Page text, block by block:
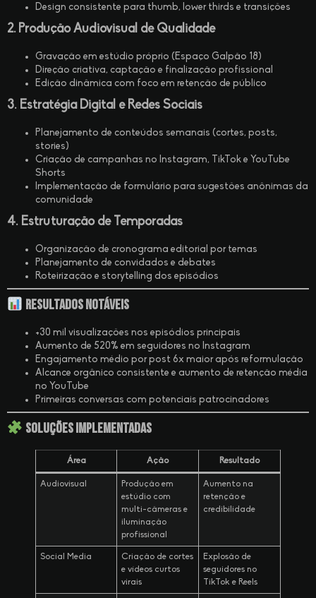
Design consistente para thumb, lower thirds e transições
2. Produção Audiovisual de Qualidade
Gravação em estúdio próprio (Espaço Galpão 18)
Direção criativa, captação e finalização profissional
Edição dinâmica com foco em retenção de público
3. Estratégia Digital e Redes Sociais
Planejamento de conteúdos semanais (cortes, posts,
stories)
Criação de campanhas no Instagram, TikTok e YouTube
Shorts
Implementação de formulário para sugestões anônimas da
comunidade
4. Estruturação de Temporadas
Organização de cronograma editorial por temas
Planejamento de convidados e debates
Roteirização e storytelling dos episódios
Resultados Notáveis
+30 mil visualizações nos episódios principais
Aumento de 520% em seguidores no Instagram
Engajamento médio por post 6x maior após reformulação
Alcance orgânico consistente e aumento de retenção média
no YouTube
Primeiras conversas com potenciais patrocinadores
Soluções Implementadas
Área Ação Resultado
Audiovisual
Produção em
estúdio com
multi-câmeras e
iluminação
profissional
Aumento na
retenção e
credibilidade
Social Media
Criação de cortes
e vídeos curtos
virais
Explosão de
seguidores no
TikTok e Reels